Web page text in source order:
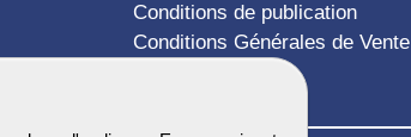
Conditions de publication
Conditions Générales de Vente